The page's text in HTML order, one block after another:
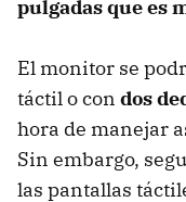
pulgadas que es
El monitor se
táctil o con dos
hora de manejar
Sin embargo,
las pantallas